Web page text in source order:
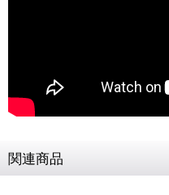
関連商品